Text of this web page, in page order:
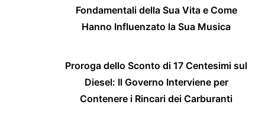
Fondamentali della Sua Vita e Come
Hanno Influenzato la Sua Musica
Proroga dello Sconto di 17 Centesimi sul
Diesel: Il Governo Interviene per
Contenere i Rincari dei Carburanti